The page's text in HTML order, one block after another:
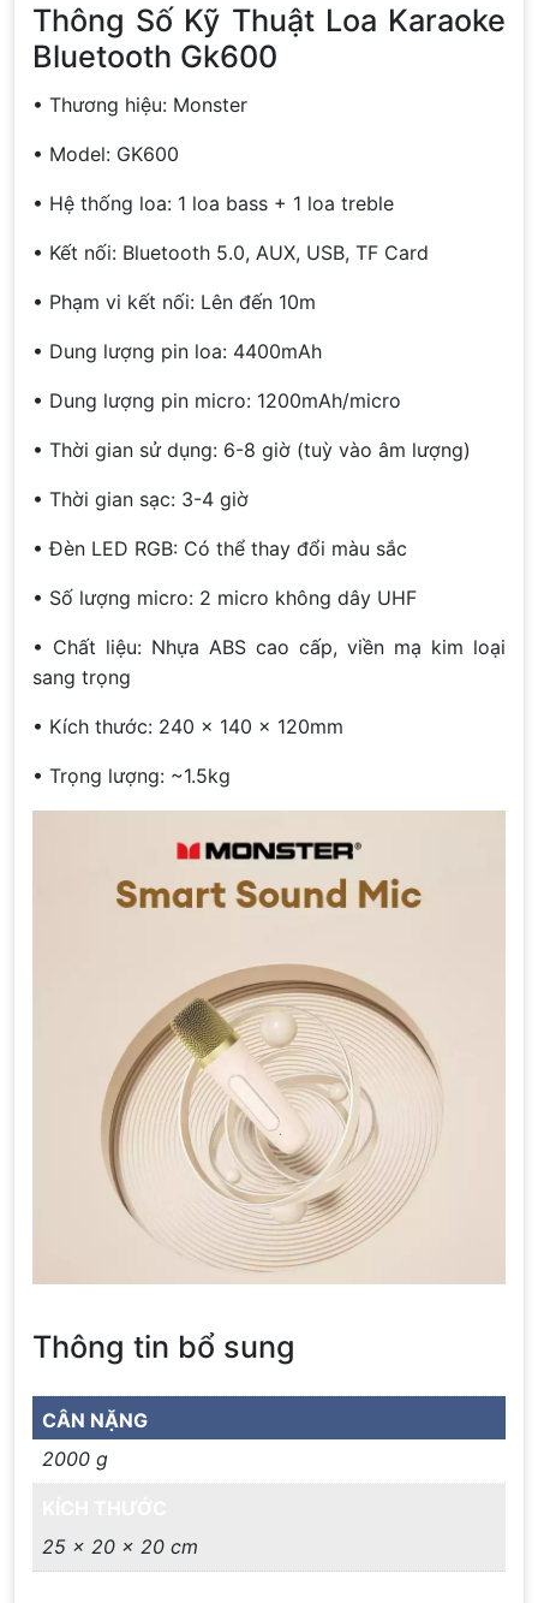
Thông Số Kỹ Thuật Loa Karaoke
Bluetooth Gk600
• Thương hiệu: Monster
• Model: GK600
• Hệ thống loa: 1 loa bass + 1 loa treble
• Kết nối: Bluetooth 5.0, AUX, USB, TF Card
• Phạm vi kết nối: Lên đến 10m
• Dung lượng pin loa: 4400mAh
• Dung lượng pin micro: 1200mAh/micro
• Thời gian sử dụng: 6-8 giờ (tuỳ vào âm lượng)
• Thời gian sạc: 3-4 giờ
• Đèn LED RGB: Có thể thay đổi màu sắc
• Số lượng micro: 2 micro không dây UHF
• Chất liệu: Nhựa ABS cao cấp, viền mạ kim loại
sang trọng
• Kích thước: 240 x 140 x 120mm
• Trọng lượng: ~1.5kg
Thông tin bổ sung
CÂN NẶNG
2000 g
25 × 20 × 20 cm